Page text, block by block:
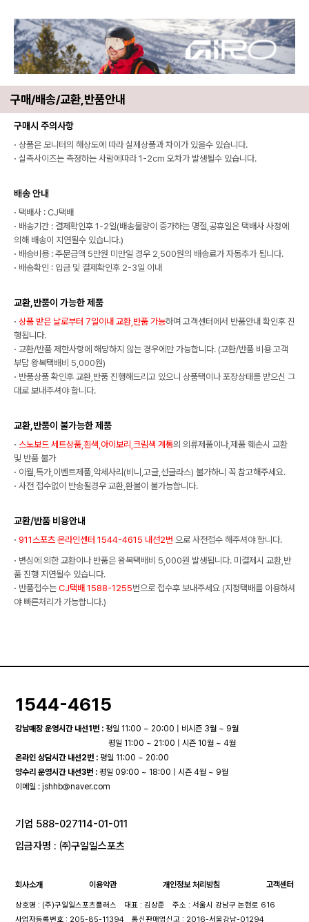
구매/배송/교환,반품안내
구매시 주의사항
· 상품은 모니터의 해상도에 따라 실제상품과 차이가 있을수 있습니다.
· 실측사이즈는 측정하는 사람에따라 1-2cm 오차가 발생될수 있습니다.
배송 안내
· 택배사 : CJ택배
· 배송기간 : 결제확인후 1-2일(배송물량이 증가하는 명절,공휴일은 택배사 사정에
의해 배송이 지연될수 있습니다.)
· 배송비용 : 주문금액 5만원 미만일 경우 2,500원의 배송료가 자동추가 됩니다.
· 배송확인 : 입금 및 결제확인후 2-3일 이내
교환,반품이 가능한 제품
· 상품 받은 날로부터 7일이내 교환,반품 가능하며 고객센터에서 반품안내 확인후 진
행됩니다.
· 교환/반품 제한사항에 해당하지 않는 경우에만 가능합니다. (교환/반품 비용 고객
부담 왕복택배비 5,000원)
· 반품상품 확인후 교환,반품 진행해드리고 있으니 상품택이나 포장상태를 받으신 그
대로 보내주셔야 합니다.
교환,반품이 불가능한 제품
· 스노보드 세트상품,흰색,아이보리,크림색 계통의 의류제품이나,제품 훼손시 교환
및 반품 불가
· 이월,특가,이벤트제품,악세사리(비니,고글,선글라스) 불가하니 꼭 참고해주세요.
· 사전 접수없이 반송될경우 교환,환불이 불가능합니다.
교환/반품 비용안내
· 911스포츠 온라인센터 1544-4615 내선2번 으로 사전접수 해주셔야 합니다.
· 변심에 의한 교환이나 반품은 왕복택배비 5,000원 발생됩니다. 미결제시 교환,반
품 진행 지연될수 있습니다.
· 반품접수는 CJ택배 1588-1255번으로 접수후 보내주세요 (지정택배를 이용하셔
야 빠른처리가 가능합니다.)
1544-4615
강남매장 운영시간 내선1번 : 평일 11:00 ~ 20:00 | 비시즌 3월 ~ 9월
평일 11:00 ~ 21:00 | 시즌 10월 ~ 4월
온라인 상담시간 내선2번 : 평일 11:00 ~ 20:00
양수리 운영시간 내선3번 : 평일 09:00 ~ 18:00 | 시즌 4월 ~ 9월
이메일 :jshhb@naver.com
기업 588-027114-01-011
입금자명 : ㈜구일일스포츠
회사소개 이용약관 개인정보 처리방침 고객센터
상호명 : (주)구일일스포츠플러스 대표 : 김상준
주소 : 서울시 강남구 논현로 616
사업자등록번호 : 205-85-11394
통신판매업신고 : 2016-서울강남-01294